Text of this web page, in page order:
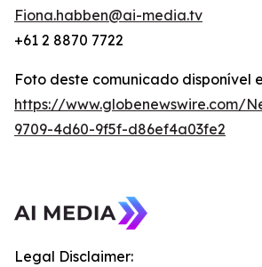
Fiona.habben@ai-media.tv
+61 2 8870 7722
Foto deste comunicado disponível
https://www.globenewswire.com/
9709-4d60-9f5f-d86ef4a03fe2
Legal Disclaimer: